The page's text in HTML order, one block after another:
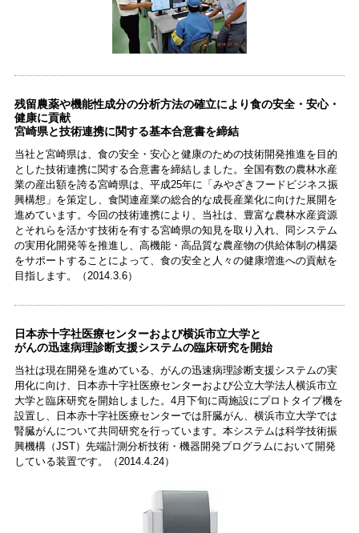
残留農薬や機能性成分の分析方法の確立により食の安全・安心・
健康に貢献
宮崎県と技術連携に関する基本合意書を締結
当社と宮崎県は、食の安全・安心と健康のための技術開発推進を目的
とした技術連携に関する合意書を締結しました。全国有数の農林水産
業の産出額を誇る宮崎県は、平成25年に「みやざきフードビジネス振
興構想」を策定し、食関連産業の総合的な成長産業化に向けた展開を
進めています。今回の技術連携により、当社は、豊富な農林水産資源
とそれらを活かす技術を有する宮崎県の知見を取り入れ、同システム
の実用化開発等を推進し、高機能・高品質な農産物の供給体制の構築
をサポートすることによって、食の安全と人々の健康増進への貢献を
目指します。（2014.3.6）
日本赤十字社医療センターおよび横浜市立大学と
がんの迅速病理診断支援システムの臨床研究を開始
当社は現在開発を進めている、がんの迅速病理診断支援システムの実
用化に向け、日本赤十字社医療センターおよび公立大学法人横浜市立
大学と臨床研究を開始しました。4月下旬に両施設にプロトタイプ機を
設置し、日本赤十字社医療センターでは肝臓がん、横浜市立大学では
腎臓がんについて共同研究を行っています。本システムは科学技術振
興機構（JST）先端計測分析技術・機器開発プログラムにおいて開発
している装置です。（2014.4.24）